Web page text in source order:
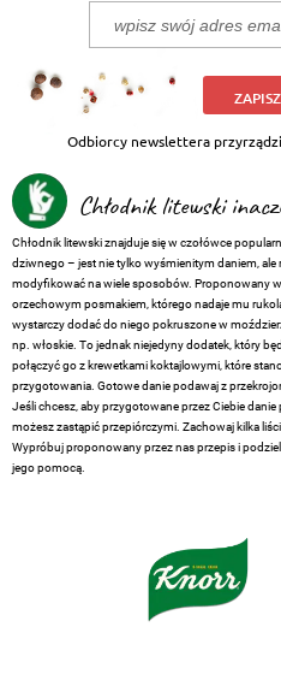
Odbiorcy newslettera
Chłodnik litewski
Chłodnik litewski znajduje się w czołówce
dziwnego – jest nie tylko wyśmienitym daniem,
modyfikować na wiele sposobów. Proponowany
orzechowym posmakiem, którego nadaje mu
wystarczy dodać do niego pokruszone w
np. włoskie. To jednak niejedyny dodatek, który
połączyć go z krewetkami koktajlowymi, które
przygotowania. Gotowe danie podawaj z
Jeśli chcesz, aby przygotowane przez Ciebie danie
możesz zastąpić przepiórczymi. Zachowaj kilka
Wypróbuj proponowany przez nas przepis i
jego pomocą.